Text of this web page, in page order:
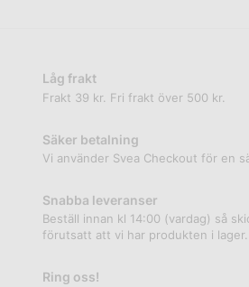
Låg frakt
Frakt 39 kr. Fri frakt över 500 kr.
Säker betalning
Vi använder Svea Checkout för en
Snabba leveranser
Beställ innan kl 14:00 (vardag) så
förutsatt att vi har produkten i lager.
Ring oss!